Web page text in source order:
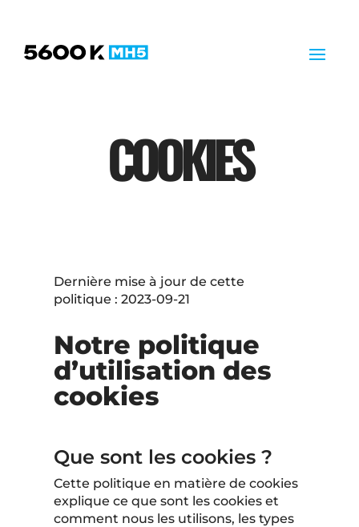
COOKIES
Dernière mise à jour de cette
politique : 2023-09-21
Notre politique
d’utilisation des
cookies
Que sont les cookies ?
Cette politique en matière de cookies
explique ce que sont les cookies et
comment nous les utilisons, les types